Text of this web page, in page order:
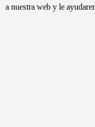
a nuestra web y le